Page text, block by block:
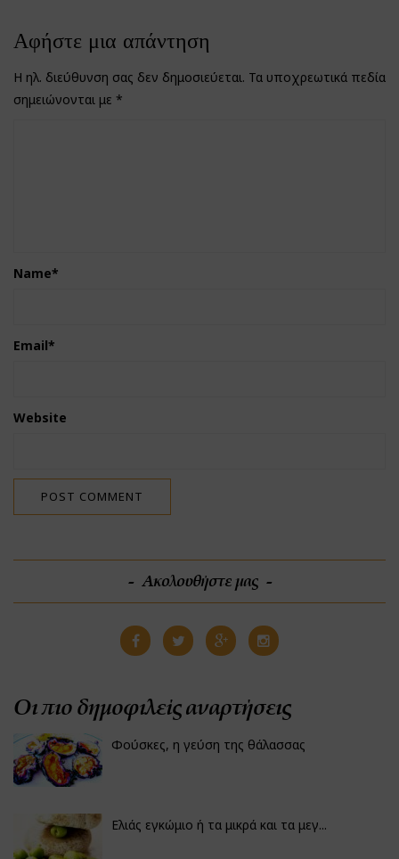
Αφήστε μια απάντηση
Η ηλ. διεύθυνση σας δεν δημοσιεύεται. Τα υποχρεωτικά πεδία
σημειώνονται με *
Name*
Email*
Website
Ακολουθήστε μας
Οι πιο δημοφιλείς αναρτήσεις
Φούσκες, η γεύση της θάλασσας
Ελιάς εγκώμιο ή τα μικρά και τα μεγ...